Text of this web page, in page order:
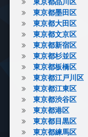
東京都品川区
東京都墨田区
東京都大田区
東京都文京区
東京都新宿区
東京都杉並区
東京都板橋区
東京都江戸川区
東京都江東区
東京都渋谷区
東京都港区
東京都目黒区
東京都練馬区